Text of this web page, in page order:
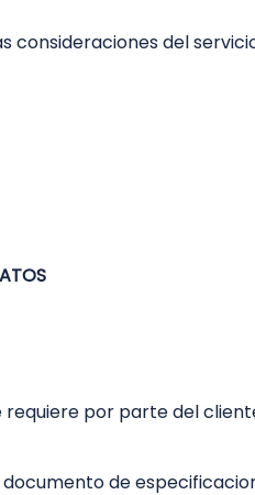
consideraciones del
requiere por parte del
de